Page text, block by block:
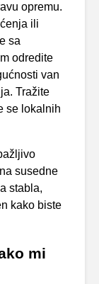
opremu.
ili
sa
odredite
van
Tražite
se lokalnih
susedne
stabla,
kako biste
mi